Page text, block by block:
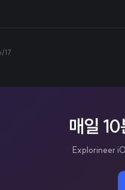
17
매일
Explorineer